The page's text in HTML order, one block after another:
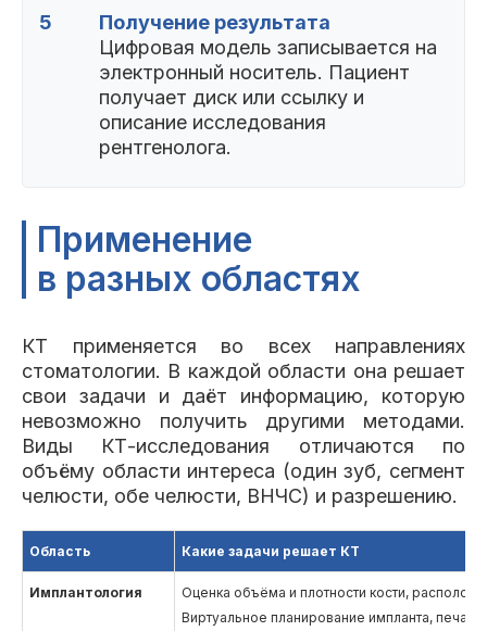
5
Получение результата
Цифровая модель записывается на
электронный носитель. Пациент
получает диск или ссылку и
описание исследования
рентгенолога.
Применение
в разных областях
КТ применяется во всех направлениях
стоматологии. В каждой области она решает
свои задачи и даёт информацию, которую
невозможно получить другими методами.
Виды КТ-исследования отличаются по
объёму области интереса (один зуб, сегмент
челюсти, обе челюсти, ВНЧС) и разрешению.
Область Какие задачи решает КТ
Имплантология
Оценка объёма и плотности кости,
Виртуальное планирование импланта, печать